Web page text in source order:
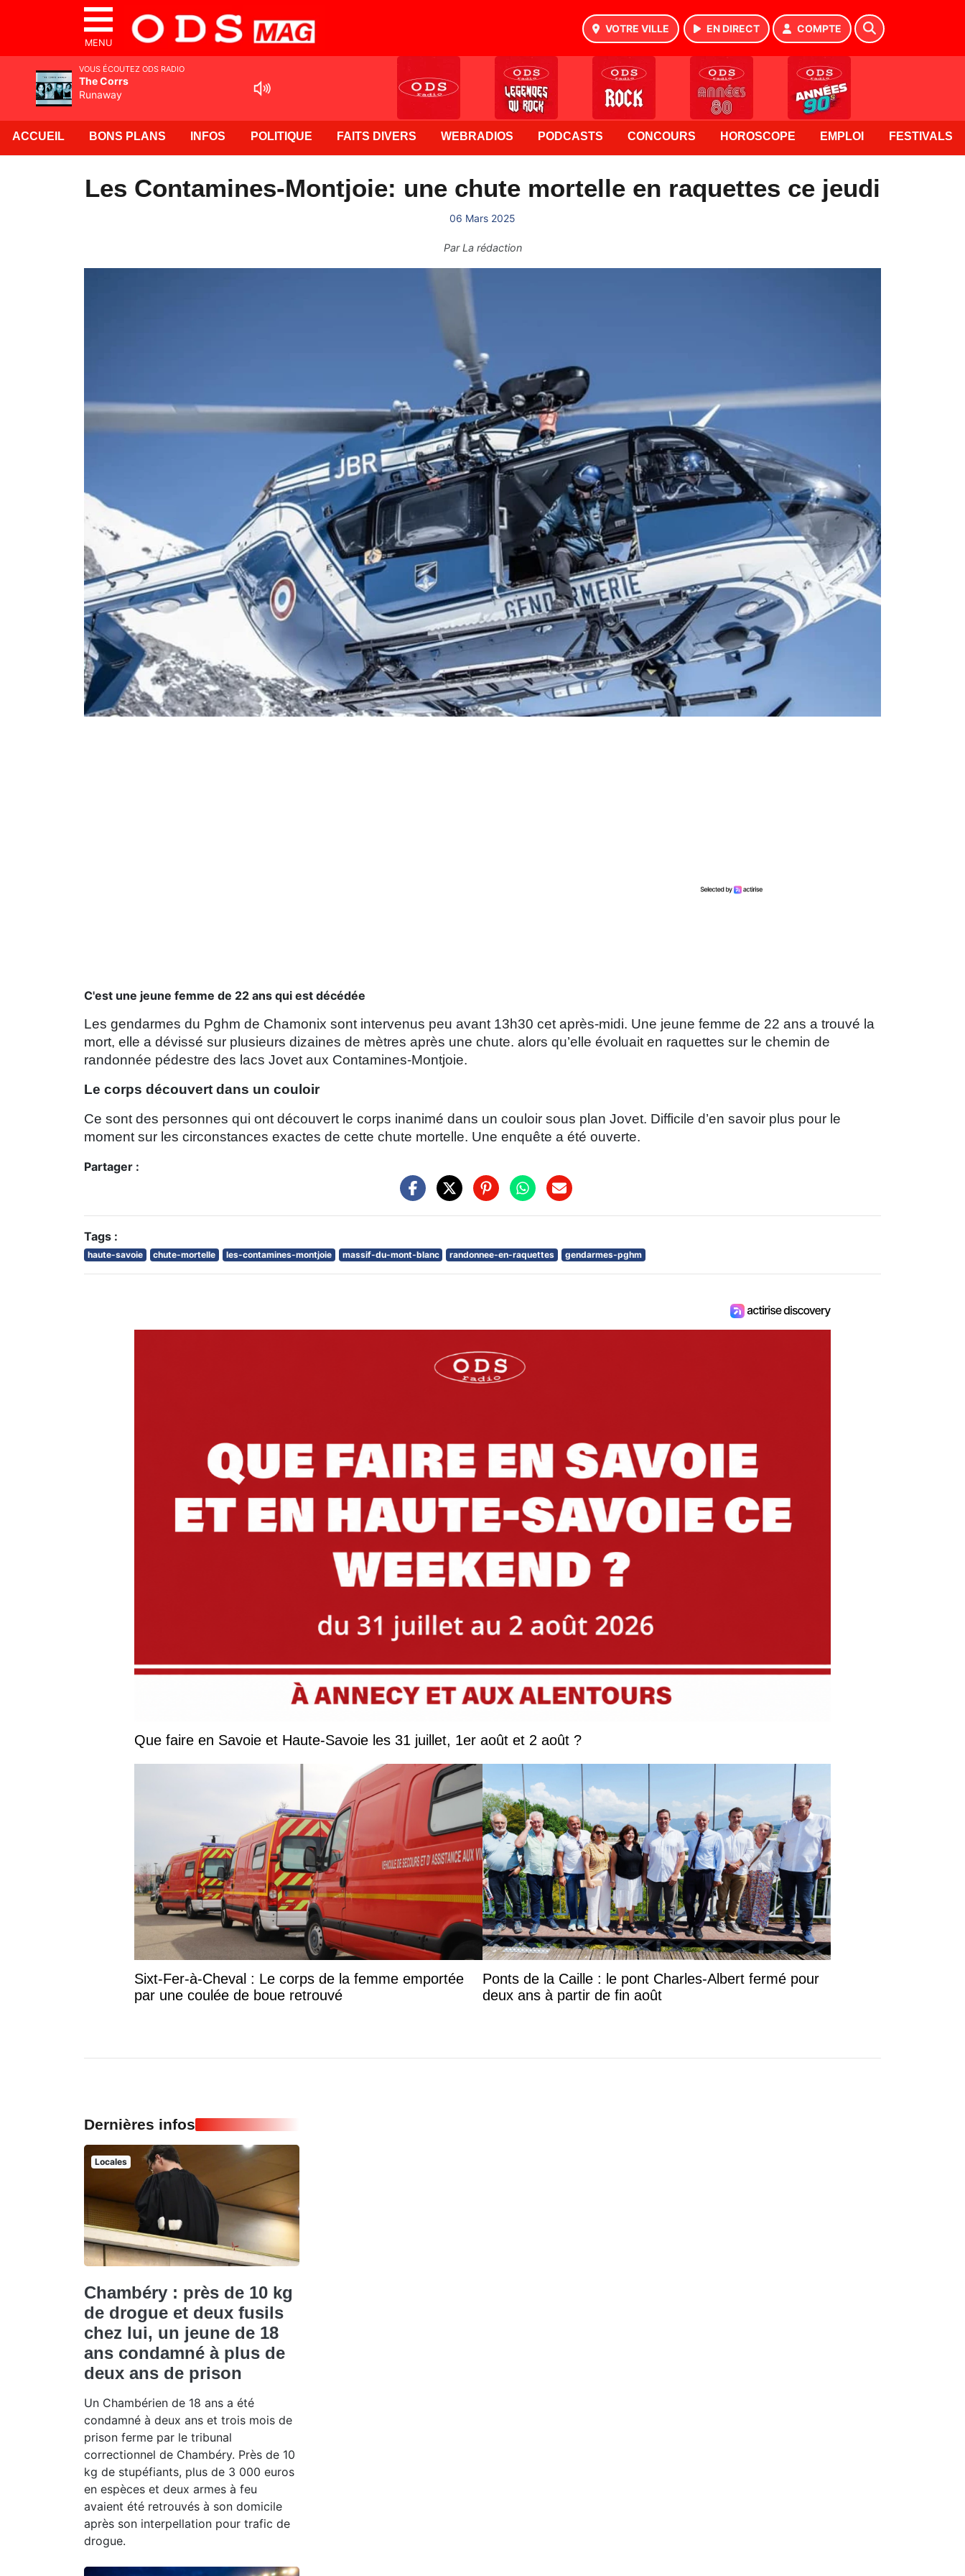
MENU
VOTRE VILLE EN DIRECT COMPTE
ACCUEIL BONS PLANS INFOS POLITIQUE FAITS DIVERS WEBRADIOS PODCASTS CONCOURS HOROSCOPE EMPLOI FESTIVALS
Les Contamines-Montjoie: une chute mortelle en raquettes ce jeudi
06 Mars 2025
ParLa rédaction
C'est une jeune femme de 22 ans qui est décédée
Les gendarmes du Pghm de Chamonix sont intervenus peu avant 13h30 cet après-midi. Une jeune femme de 22 ans a trouvé la
mort, elle a dévissé sur plusieurs dizaines de mètres après une chute. alors qu’elle évoluait en raquettes sur le chemin de
randonnée pédestre des lacs Jovet aux Contamines-Montjoie.
Le corps découvert dans un couloir
Ce sont des personnes qui ont découvert le corps inanimé dans un couloir sous plan Jovet. Difficile d’en savoir plus pour le
moment sur les circonstances exactes de cette chute mortelle. Une enquête a été ouverte.
Partager :
Tags :
haute-savoie chute-mortelle les-contamines-montjoie massif-du-mont-blanc randonnee-en-raquettes gendarmes-pghm
Que faire en Savoie et Haute-Savoie les 31 juillet, 1er août et 2 août ?
Sixt-Fer-à-Cheval : Le corps de la femme emportée
par une coulée de boue retrouvé
Ponts de la Caille : le pont Charles-Albert fermé pour
deux ans à partir de fin août
Dernières infos
Locales
Chambéry : près de 10 kg
de drogue et deux fusils
chez lui, un jeune de 18
ans condamné à plus de
deux ans de prison
Un Chambérien de 18 ans a été
condamné à deux ans et trois mois de
prison ferme par le tribunal
correctionnel de Chambéry. Près de 10
kg de stupéfiants, plus de 3 000 euros
en espèces et deux armes à feu
avaient été retrouvés à son domicile
après son interpellation pour trafic de
drogue.
VOUS ÉCOUTEZ ODS RADIO
The Corrs
Runaway